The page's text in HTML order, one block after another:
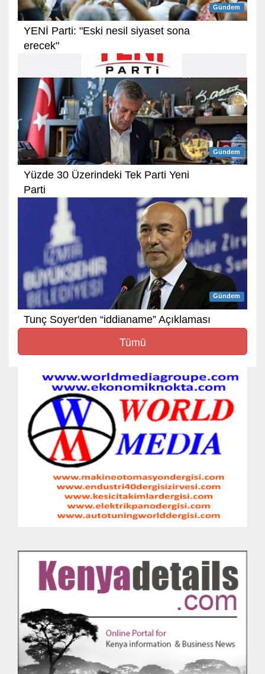
Gündem
YENİ Parti: "Eski nesil siyaset sona
erecek"
Gündem
Yüzde 30 Üzerindeki Tek Parti Yeni
Parti
Gündem
Tunç Soyer'den “iddianame” Açıklaması
Tümü